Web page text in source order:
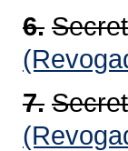
6.
7.